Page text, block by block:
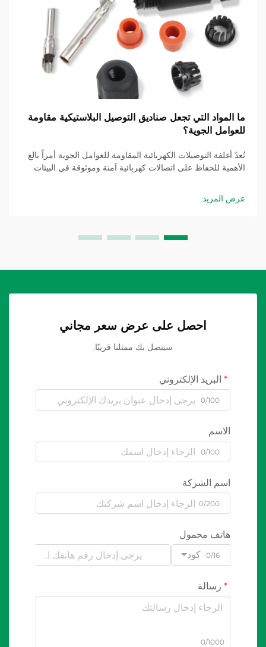
ما المواد التي تجعل صناديق التوصيل البلاستيكية مقاومة
للعوامل الجوية؟
تُعدّ أغلفة التوصيلات الكهربائية المقاومة للعوامل الجوية أمراً بالغ
الأهمية للحفاظ على اتصالات كهربائية آمنة وموثوقة في البيئات
لمقاومة العوامل الجوية درجات الحرارة القصوى، وتسرب
الرطوبة، وأشعة...
عرض المزيد
احصل على عرض سعر مجاني
سيتصل بك ممثلنا قريبًا.
البريد الإلكتروني
0/100
الاسم
0/100
اسم الشركة
0/200
هاتف محمول
كود
0/16
رسالة
0/1000